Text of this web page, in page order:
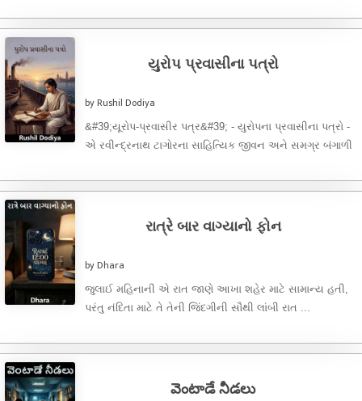
યુરોપ પ્રવાસીના પત્રો
by Rushil Dodiya
&#39;યૂરોપ-પ્રવાસીર પત્ર&#39; - યુરોપના પ્રવાસીના પત્રો -
એ રવીન્દ્રનાથ ટાગોરના સાહિત્યિક જીવન અને સમગ્ર બંગાળી
રાત્રે બાર વાગ્યાનો ફોન
by Dhara
જુલાઈ મહિનાની એ રાત જાણે આખા શહેર માટે સામાન્ય હતી,
પરંતુ નંદિતા માટે તે તેની જિંદગીની સૌથી લાંબી રાત ...
వెంటాడే నీడలు